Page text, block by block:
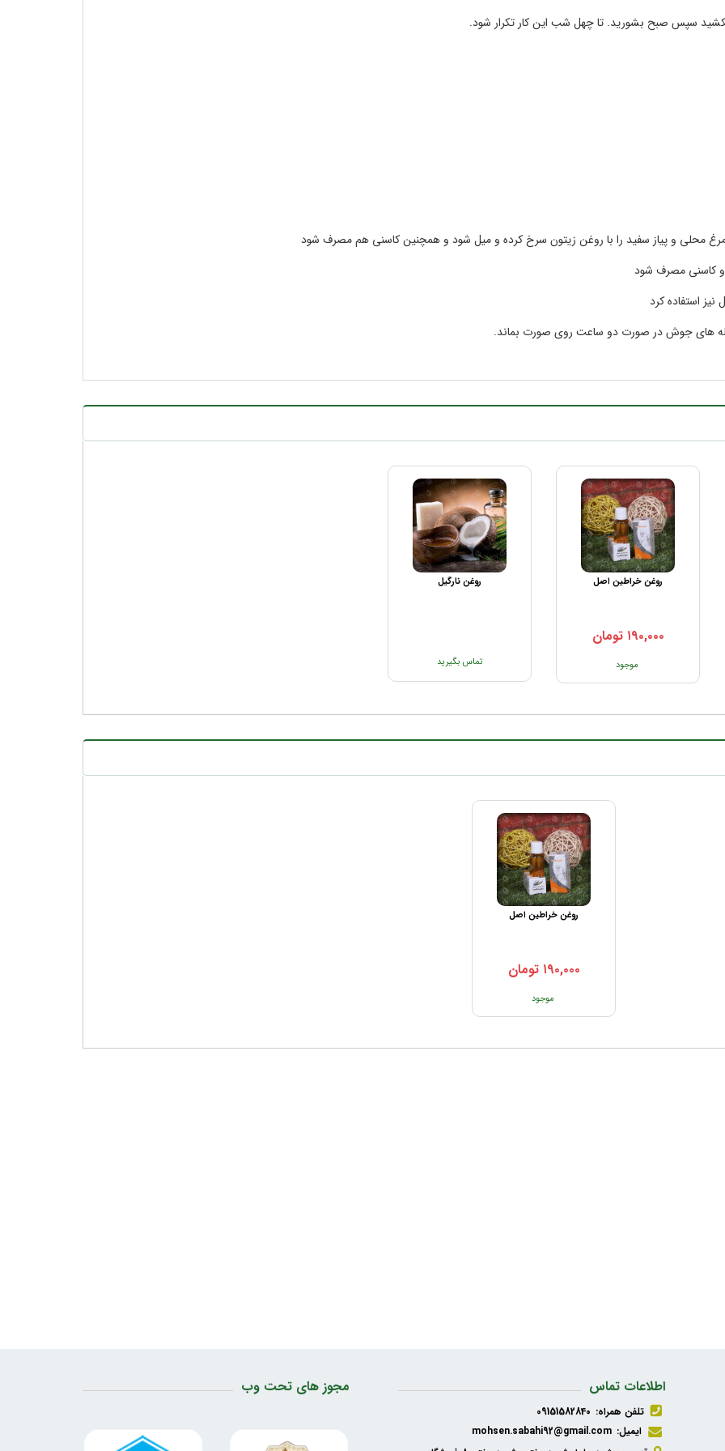
سپس صبح بشورید. تا چهل شب این کار تکرار شود.
روغن خراطین اصل
۱۹۰,۰۰۰ تومان
موجود
روغن نارگیل
تماس بگیرید
روغن خراطین اصل
۱۹۰,۰۰۰ تومان
موجود
مجوز های تحت وب اطلاعات تماس
تلفن همراه: 09151582840
ایمیل: mohsen.sabahi92@gmail.com